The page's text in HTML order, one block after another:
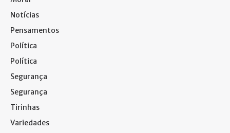
Notícias
Pensamentos
Política
Política
Segurança
Segurança
Tirinhas
Variedades